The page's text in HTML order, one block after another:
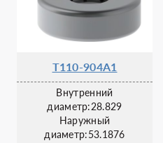
T110-904A1
Внутренний
диаметр:28.829
Наружный
диаметр:53.1876